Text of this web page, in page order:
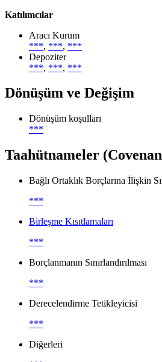
Katılımcılar
Aracı Kurum
***, ***, ***
Depoziter
***, ***, ***
Dönüşüm ve Değişim
Dönüşüm koşulları
***
Taahütnameler
Bağlı Ortaklık Borçlarına İlişkin
***
Birleşme Kısıtlamaları
***
Borçlanmanın Sınırlandırılması
***
Derecelendirme Tetikleyicisi
***
Diğerleri